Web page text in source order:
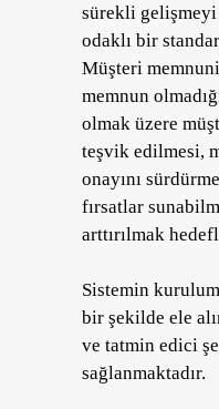
sürekli
odaklı bir
Müşteri
memnun
olmak üzere
teşvik edilmesi,
onayını
fırsatlar
arttırılmak
Sistemin
bir şekilde ele
ve tatmin edici
sağlanmaktadır.